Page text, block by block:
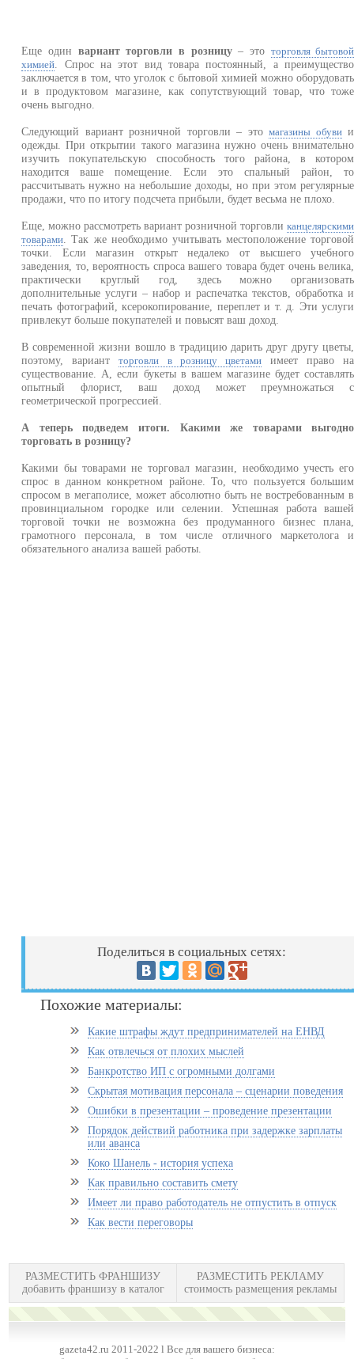
Еще один вариант торговли в розницу– это торговля бытовой
химией . Спрос на этот вид товара постоянный, а преимущество
заключается в том, что уголок с бытовой химией можно оборудовать
и в продуктовом магазине, как сопутствующий товар, что тоже
очень выгодно.
Следующий вариант розничной торговли – этомагазины обувии
одежды. При открытии такого магазина нужно очень внимательно
изучить покупательскую способность того района, в котором
находится ваше помещение. Если это спальный район, то
рассчитывать нужно на небольшие доходы, но при этом регулярные
продажи, что по итогу подсчета прибыли, будет весьма не плохо.
Еще, можно рассмотреть вариант розничной торговликанцелярскими
товарами . Так же необходимо учитывать местоположение торговой
точки. Если магазин открыт недалеко от высшего учебного
заведения, то, вероятность спроса вашего товара будет очень велика,
практически круглый год, здесь можно организовать
дополнительные услуги – набор и распечатка текстов, обработка и
печать фотографий, ксерокопирование, переплет и т. д. Эти услуги
привлекут больше покупателей и повысят ваш доход.
В современной жизни вошло в традицию дарить друг другу цветы,
поэтому, вариантторговли в розницу цветамиимеет право на
существование. А, если букеты в вашем магазине будет составлять
опытный флорист, ваш доход может преумножаться с
геометрической прогрессией.
А теперь подведем итоги. Какими же товарами выгодно
торговать в розницу?
Какими бы товарами не торговал магазин, необходимо учесть его
спрос в данном конкретном районе. То, что пользуется большим
спросом в мегаполисе, может абсолютно быть не востребованным в
провинциальном городке или селении. Успешная работа вашей
торговой точки не возможна без продуманного бизнес плана,
грамотного персонала, в том числе отличного маркетолога и
обязательного анализа вашей работы.
Поделиться в социальных сетях:
Похожие материалы:
Какие штрафы ждут предпринимателей на ЕНВД
Как отвлечься от плохих мыслей
Банкротство ИП с огромными долгами
Скрытая мотивация персонала – сценарии поведения
Ошибки в презентации – проведение презентации
Порядок действий работника при задержке зарплаты
или аванса
Коко Шанель - история успеха
Как правильно составить смету
Имеет ли право работодатель не отпустить в отпуск
Как вести переговоры
РАЗМЕСТИТЬ ФРАНШИЗУ
добавить франшизу в каталог
РАЗМЕСТИТЬ РЕКЛАМУ
стоимость размещения рекламы
gazeta42.ru 2011-2022 l Все для вашего бизнеса: